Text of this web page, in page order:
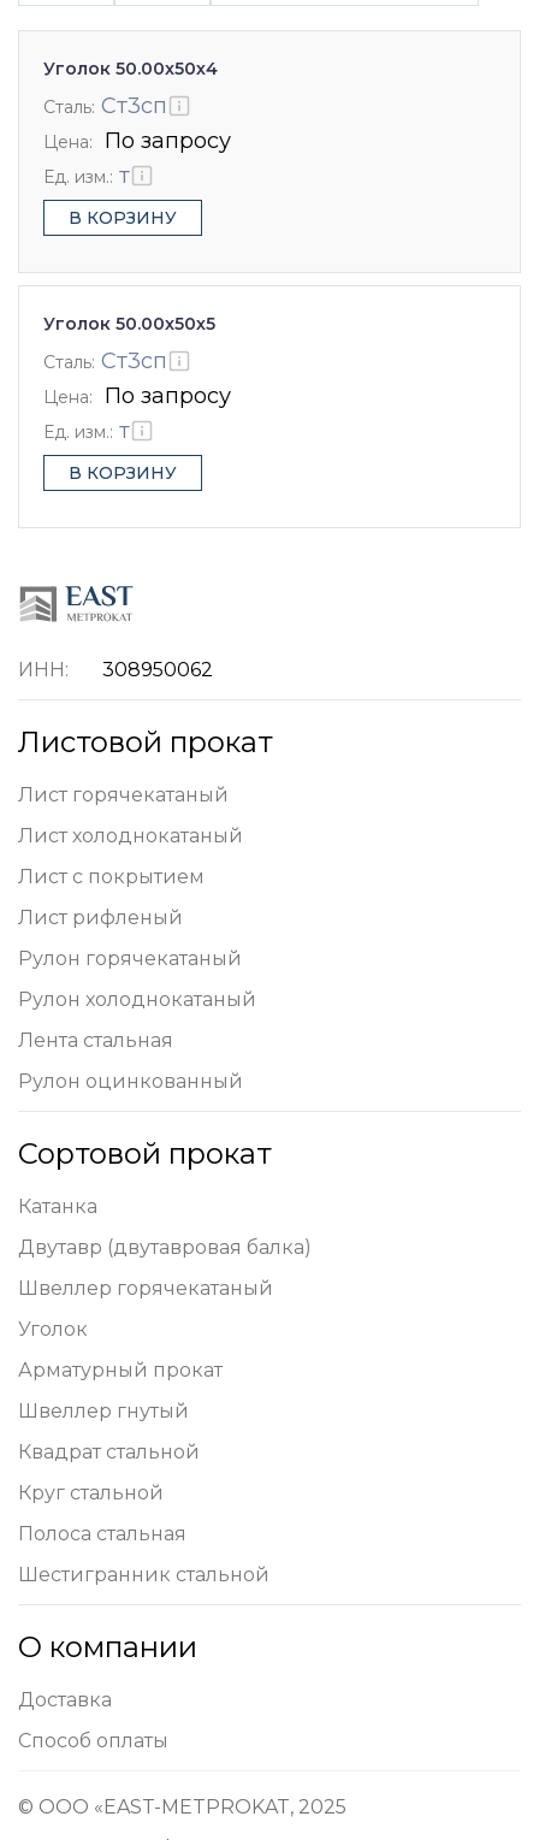
Уголок 50.00x50х4
Сталь: Ст3сп
Цена: По запросу
Ед. изм.: т
В КОРЗИНУ
Уголок 50.00x50х5
Сталь: Ст3сп
Цена: По запросу
Ед. изм.: т
В КОРЗИНУ
ИНН: 308950062
Листовой прокат
Лист горячекатаный
Лист холоднокатаный
Лист с покрытием
Лист рифленый
Рулон горячекатаный
Рулон холоднокатаный
Лента стальная
Рулон оцинкованный
Сортовой прокат
Катанка
Двутавр (двутавровая балка)
Швеллер горячекатаный
Уголок
Арматурный прокат
Швеллер гнутый
Квадрат стальной
Круг стальной
Полоса стальная
Шестигранник стальной
О компании
Доставка
Способ оплаты
© ООО «EAST-METPROKAT, 2025